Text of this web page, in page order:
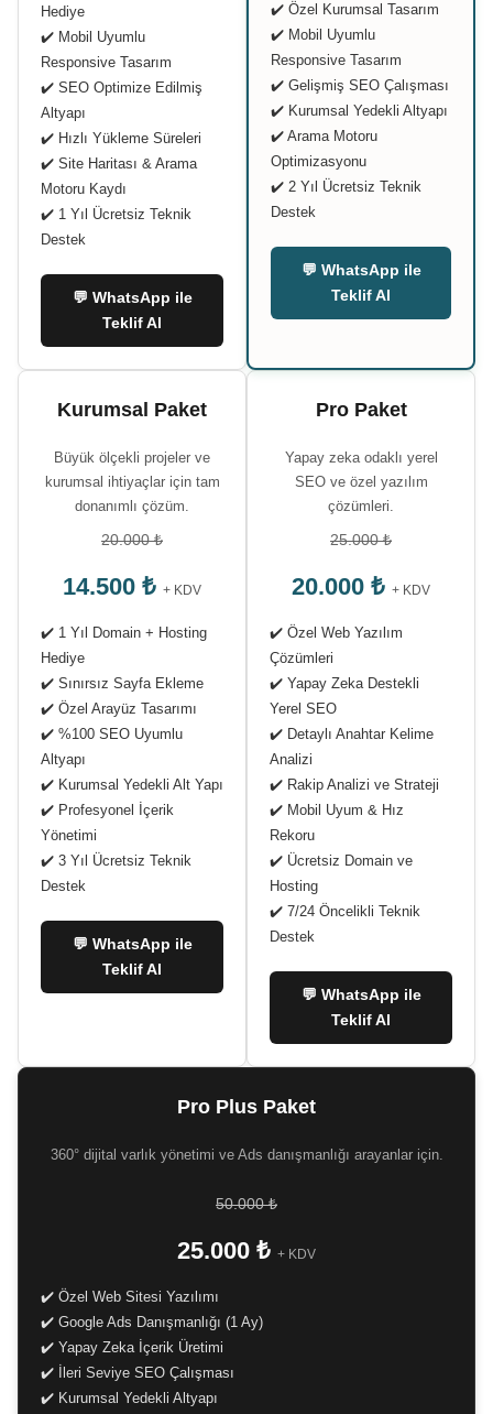
Hediye
✔️ Mobil Uyumlu
Responsive Tasarım
✔️ SEO Optimize Edilmiş
Altyapı
✔️ Hızlı Yükleme Süreleri
✔️ Site Haritası & Arama
Motoru Kaydı
✔️ 1 Yıl Ücretsiz Teknik
Destek
💬 WhatsApp ile
Teklif Al
✔️ Özel Kurumsal Tasarım
✔️ Mobil Uyumlu
Responsive Tasarım
✔️ Gelişmiş SEO Çalışması
✔️ Kurumsal Yedekli Altyapı
✔️ Arama Motoru
Optimizasyonu
✔️ 2 Yıl Ücretsiz Teknik
Destek
💬 WhatsApp ile
Teklif Al
Kurumsal Paket
Büyük ölçekli projeler ve
kurumsal ihtiyaçlar için tam
donanımlı çözüm.
20.000 ₺
14.500 ₺ + KDV
✔️ 1 Yıl Domain + Hosting
Hediye
✔️ Sınırsız Sayfa Ekleme
✔️ Özel Arayüz Tasarımı
✔️ %100 SEO Uyumlu
Altyapı
✔️ Kurumsal Yedekli Alt Yapı
✔️ Profesyonel İçerik
Yönetimi
✔️ 3 Yıl Ücretsiz Teknik
Destek
💬 WhatsApp ile
Teklif Al
Pro Paket
Yapay zeka odaklı yerel
SEO ve özel yazılım
çözümleri.
25.000 ₺
20.000 ₺ + KDV
✔️ Özel Web Yazılım
Çözümleri
✔️ Yapay Zeka Destekli
Yerel SEO
✔️ Detaylı Anahtar Kelime
Analizi
✔️ Rakip Analizi ve Strateji
✔️ Mobil Uyum & Hız
Rekoru
✔️ Ücretsiz Domain ve
Hosting
✔️ 7/24 Öncelikli Teknik
Destek
💬 WhatsApp ile
Teklif Al
Pro Plus Paket
360° dijital varlık yönetimi ve Ads danışmanlığı arayanlar için.
50.000 ₺
25.000 ₺ + KDV
✔️ Özel Web Sitesi Yazılımı
✔️ Google Ads Danışmanlığı (1 Ay)
✔️ Yapay Zeka İçerik Üretimi
✔️ İleri Seviye SEO Çalışması
✔️ Kurumsal Yedekli Altyapı